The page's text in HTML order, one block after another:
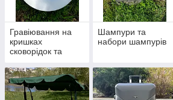
Гравіювання на
кришках
сковорідок та
Шампури та
набори шампурів